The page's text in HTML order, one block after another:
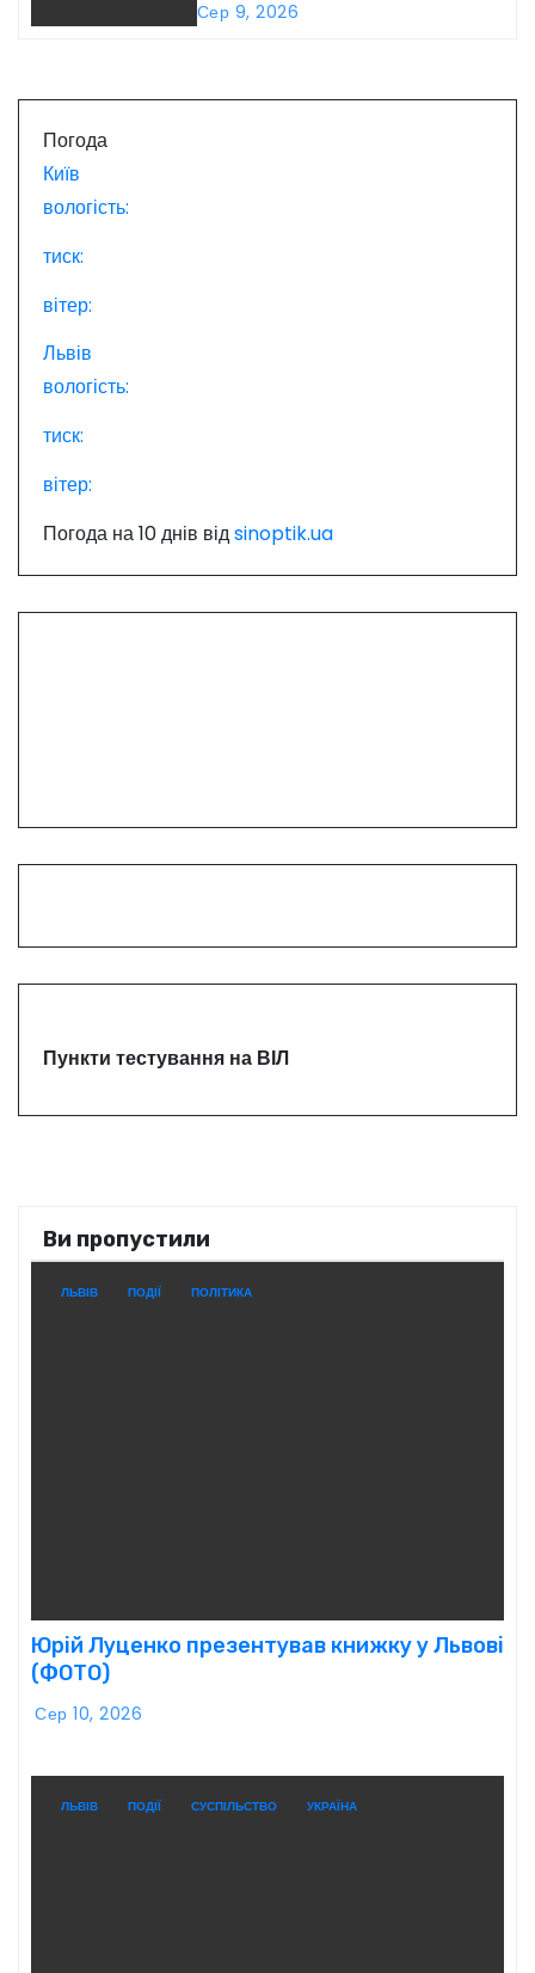
с
в
Сер 9, 2026
Погода
Київ
вологість:
тиск:
вітер:
Львів
вологість:
тиск:
вітер:
Погода на 10 днів відsinoptik.ua
Пункти тестування на ВІЛ
Ви пропустили
ЛЬВІВ ПОДІЇ ПОЛІТИКА
Юрій Луценко презентував книжку у Львові
(ФОТО)
Сер 10, 2026
ЛЬВІВ ПОДІЇ СУСПІЛЬСТВО УКРАЇНА